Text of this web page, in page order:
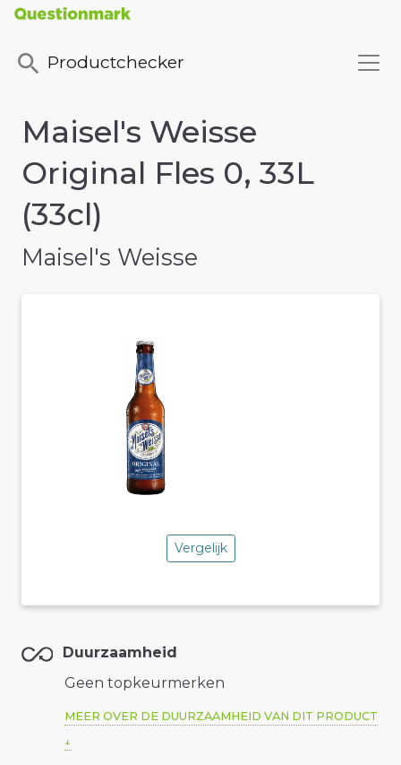
Productchecker
Maisel's Weisse
Original Fles 0, 33L
(33cl)
Maisel's Weisse
Vergelijk
Duurzaamheid
Geen topkeurmerken
MEER OVER DE DUURZAAMHEID VAN DIT PRODUCT